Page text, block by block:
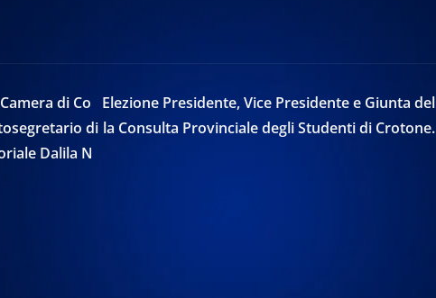
di Co
di
Dalila N
Elezione Presidente, Vice Presidente e Giunta del
la Consulta Provinciale degli Studenti di Crotone.